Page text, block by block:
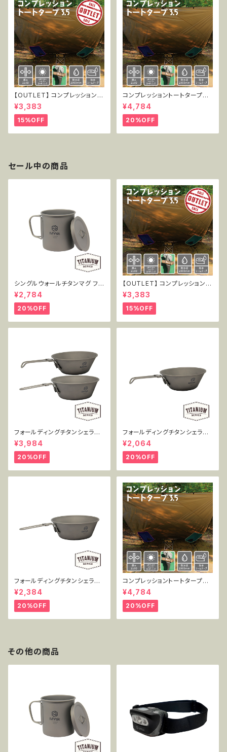
【OUTLET】 コンプレッショント
ートタープ3.5 TT-CT-005
¥3,383
15%OFF
コンプレッショントートタープ3.
5 TT-CT-005
¥4,784
20%OFF
セール中の商品
シングルウォールチタンマグ フタ
付き 450ml MT-SWM450W
L
¥2,784
20%OFF
【OUTLET】 コンプレッショント
ートタープ3.5 TT-CT-005
¥3,383
15%OFF
フォールディングチタンシェラカ
ップ 300+450mlセット MT-F
SC2PC
¥3,984
20%OFF
フォールディングチタンシェラカ
ップ 300ml単品 MT-FSC300
¥2,064
20%OFF
フォールディングチタンシェラカ
ップ 450ml単品 MT-FSC450
¥2,384
20%OFF
コンプレッショントートタープ3.
5 TT-CT-005
¥4,784
20%OFF
その他の商品